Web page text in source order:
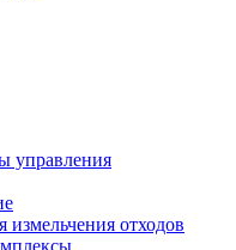
управления
измельчения отходов